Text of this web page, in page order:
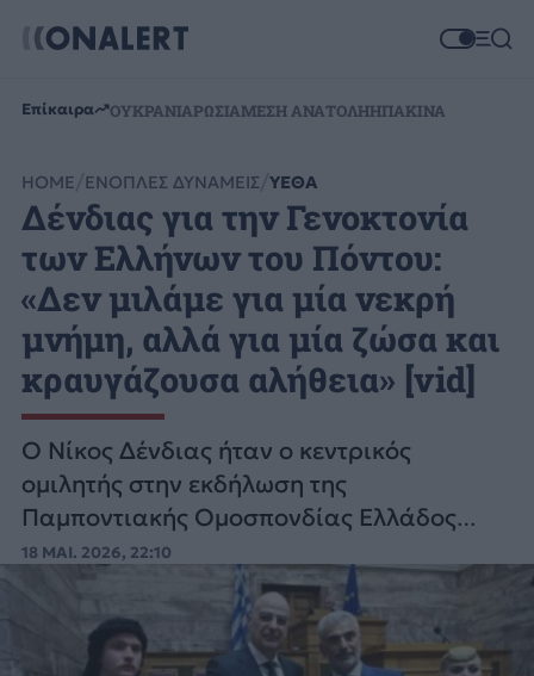
Επίκαιρα ΟΥΚΡΑΝΙΑΡΩΣΙΑΜΕΣΗ ΑΝΑΤΟΛΗΗΠΑΚΙΝΑ
HOME ΕΝΟΠΛΕΣ ΔΥΝΑΜΕΙΣ ΥΕΘΑ
Δένδιας για την Γενοκτονία
των Ελλήνων του Πόντου:
«Δεν μιλάμε για μία νεκρή
μνήμη, αλλά για μία ζώσα και
κραυγάζουσα αλήθεια» [vid]
Ο Νίκος Δένδιας ήταν ο κεντρικός
ομιλητής στην εκδήλωση της
Παμποντιακής Ομοσπονδίας Ελλάδος
(Π.Ο.Ε.) στη μνήμη της Γενοκτονίας του
Ποντιακού Ελληνισμού.
18 ΜΑΙ. 2026, 22:10